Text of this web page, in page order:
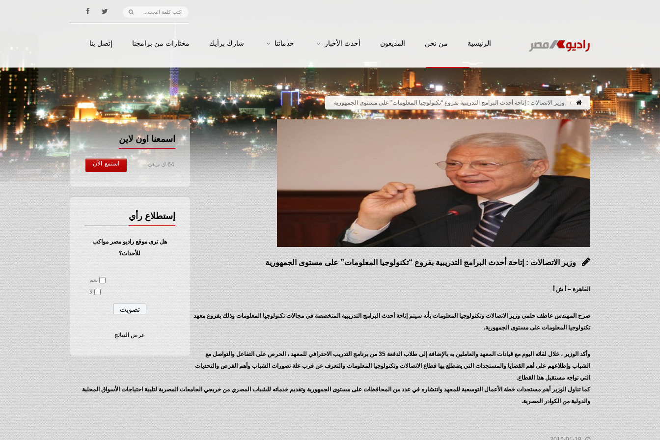
الرئيسية من نحن المذيعون أحدث الأخبار خدماتنا شارك برأيك مختارات من برامجنا إتصل بنا
وزير الاتصالات : إتاحة أحدث البرامج التدريبية بفروع “تكنولوجيا المعلومات” على مستوى الجمهورية
اسمعنا اون لاين
64 ك ب/ث استمع الآن
إستطلاع رأي
هل ترى موقع راديو مصر مواكب
للأحداث؟
نعم
لا
عرض النتائج
وزير الاتصالات : إتاحة أحدث البرامج التدريبية بفروع “تكنولوجيا المعلومات” على مستوى الجمهورية
القاهرة – أ ش أ
صرح المهندس عاطف حلمي وزير الاتصالات وتكنولوجيا المعلومات بأنه سيتم إتاحة أحدث البرامج التدريبية المتخصصة في مجالات تكنولوجيا المعلومات وذلك بفروع معهد
تكنولوجيا المعلومات على مستوى الجمهورية.
وأكد الوزير ، خلال لقائه اليوم مع قيادات المعهد والعاملين به باﻹضافة إلى طلاب الدفعة 35 من برنامج التدريب الاحترافي للمعهد ، الحرص على التفاعل والتواصل مع
الشباب وإطلاعهم على أهم القضايا والمستجدات التي يضطلع بها قطاع الاتصالات وتكنولوجيا المعلومات والتعرف عن قرب علة تصورات الشباب وأهم الفرص والتحديات
التي تواجه مستقبل هذا القطاع.
كما تناول الوزير أهم مستجدات خطة الأعمال التوسعية للمعهد وانتشاره في عدد من المحافظات على مستوى الجمهورية وتقديم خدماته للشباب المصري من خريجي الجامعات المصرية لتلبية احتياجات الأسواق المحلية
والدولية من الكوادر المصرية.